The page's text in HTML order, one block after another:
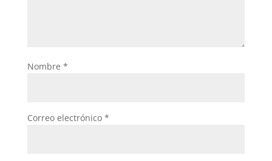
Nombre *
Correo electrónico *